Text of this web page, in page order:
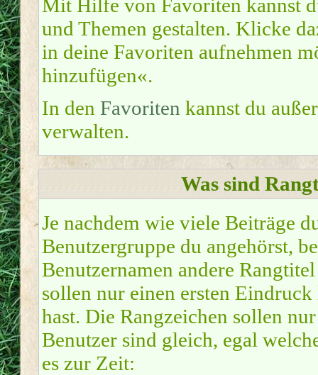
Mit Hilfe von Favoriten kannst
und Themen gestalten. Klicke
in deine Favoriten aufnehmen
hinzufügen«.
In den Favoriten kannst du
verwalten.
Was sind
Je nachdem wie viele Beiträge
Benutzergruppe du angehörst,
Benutzernamen andere
sollen nur einen ersten
hast. Die Rangzeichen sollen
Benutzer sind gleich, egal
es zur Zeit: